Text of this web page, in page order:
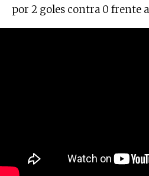
por 2 goles contra 0 frente